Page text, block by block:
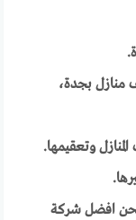
منازل بجدة،
وتعقيمها.
افضل شركة